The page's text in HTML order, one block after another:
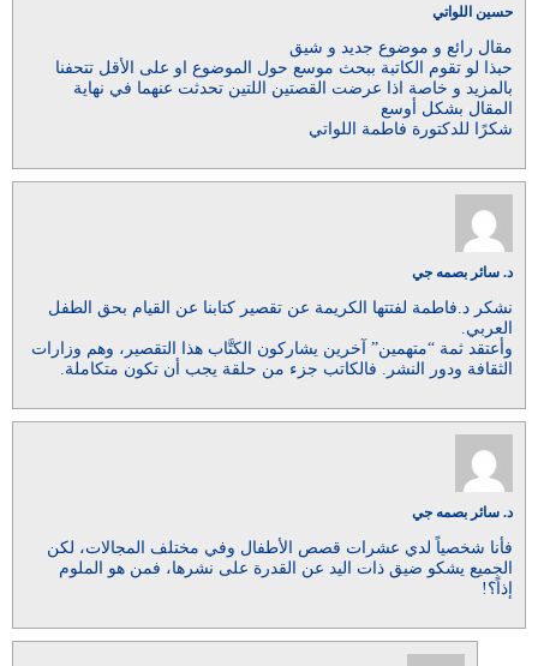
حسين اللواتي
مقال رائع و موضوع جديد و شيق
حبذا لو تقوم الكاتبة ببحث موسع حول الموضوع او على الأقل تتحفنا
بالمزيد و خاصة اذا عرضت القصتين اللتين تحدثت عنهما في نهاية
المقال بشكل أوسع
شكرًا للدكتورة فاطمة اللواتي
د. سائر بصمه جي
نشكر د.فاطمة لفتتها الكريمة عن تقصير كتابنا عن القيام بحق الطفل
العربي.
وأعتقد ثمة “متهمين” آخرين يشاركون الكتَّاب هذا التقصير، وهم وزارات
الثقافة ودور النشر. فالكاتب جزء من حلقة يجب أن تكون متكاملة.
د. سائر بصمه جي
فأنا شخصياً لدي عشرات قصص الأطفال وفي مختلف المجالات، لكن
الجميع يشكو ضيق ذات اليد عن القدرة على نشرها، فمن هو الملوم
إذاً؟!